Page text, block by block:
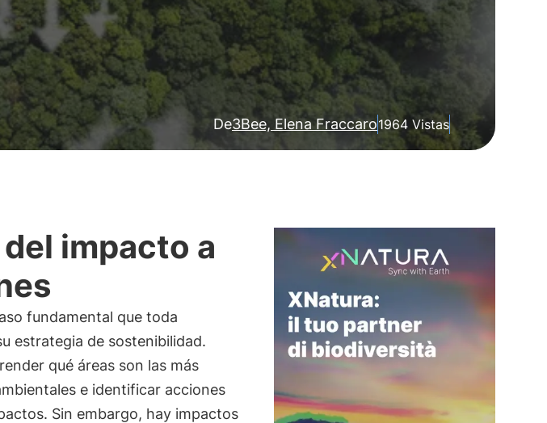
De3Bee, Elena Fraccaro1964 Vistas
impacto a
fundamental que toda
estrategia de sostenibilidad.
qué áreas son las más
e identificar acciones
Sin embargo, hay impactos